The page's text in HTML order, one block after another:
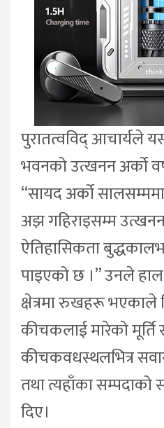
पुरातत्वविद् आचार्यले
भवनको उत्खनन अर्को
“सायद अर्को
अझ गहिराइसम्म
ऐतिहासिकता
पाइएको छ ।” उनले
क्षेत्रमा रुखहरू भएकाले
कीचकलाई मारेको मूर्ति
कीचकवधस्थलभित्र
तथा त्यहाँका सम्पदाको
दिए।